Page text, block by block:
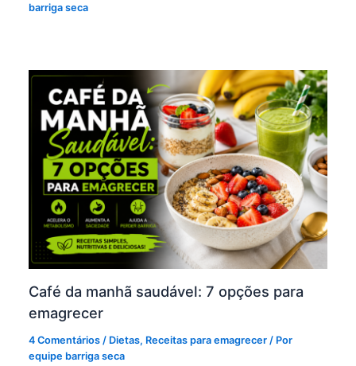
barriga seca
Café da manhã saudável: 7 opções para
emagrecer
4 Comentários / Dietas, Receitas para emagrecer / Por
equipe barriga seca